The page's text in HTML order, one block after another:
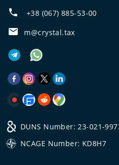
+38 (067) 885-53-00
m@crystal.tax
DUNS Number: 23-021-
NCAGE Number: KD8H7